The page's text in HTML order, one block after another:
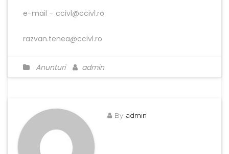
e-mail – ccivl@ccivl.ro
razvan.tenea@ccivl.ro
Anunturi admin
By admin